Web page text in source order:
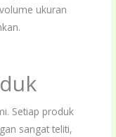
ukuran
Setiap produk
sangat teliti,